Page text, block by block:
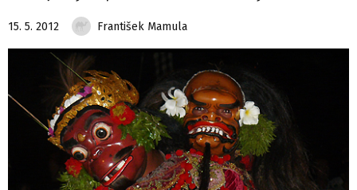
15. 5. 2012 František Mamula